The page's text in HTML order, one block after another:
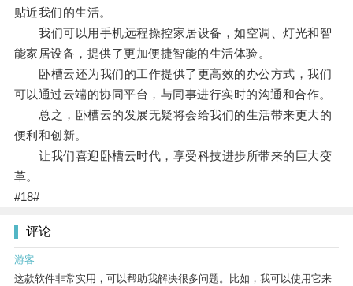
贴近我们的生活。
我们可以用手机远程操控家居设备，如空调、灯光和智
能家居设备，提供了更加便捷智能的生活体验。
卧槽云还为我们的工作提供了更高效的办公方式，我们
可以通过云端的协同平台，与同事进行实时的沟通和合作。
总之，卧槽云的发展无疑将会给我们的生活带来更大的
便利和创新。
让我们喜迎卧槽云时代，享受科技进步所带来的巨大变
革。
#18#
评论
游客
这款软件非常实用，可以帮助我解决很多问题。比如，我可以使用它来